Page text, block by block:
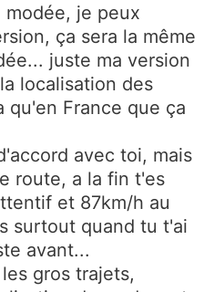
modée, je peux
ça sera la même
juste ma version
localisation des
qu'en France que ça
avec toi, mais
route, a la fin t'es
et 87km/h au
surtout quand tu t'ai
avant...
gros trajets,